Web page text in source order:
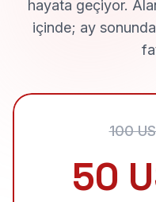
hayata geçiyor.
içinde; ay sonunda
100
50